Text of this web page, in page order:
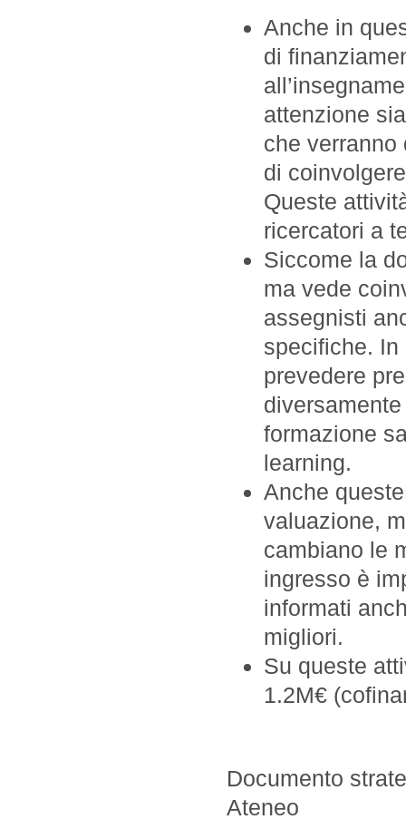
Anche in
di
attenzione
che
di
Queste
ricercatori a
Siccome la
ma vede
assegnisti
specifiche. In
prevedere
formazione
learning.
Anche
valuazione,
cambiano le
ingresso è
informati
migliori.
Su queste
1.2M€
Documento
Ateneo